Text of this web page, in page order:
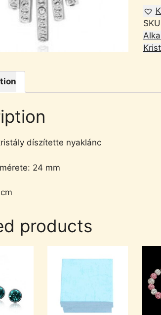
díszítette nyaklánc
24 mm
products